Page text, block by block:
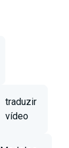
traduzir
vídeo